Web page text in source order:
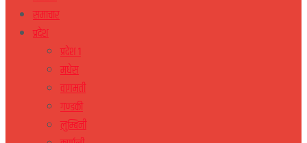
समाचार
प्रदेश
प्रदेश १
मधेस
वागमती
गण्डकी
लुम्बिनी